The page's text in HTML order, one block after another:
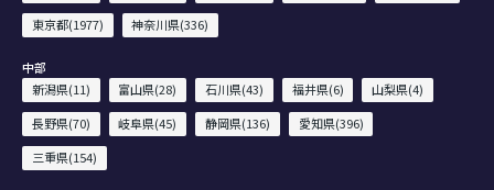
東京都(1977)
神奈川県(336)
中部
新潟県(11)
富山県(28) 石川県(43) 福井県(6)
山梨県(4)
長野県(70)
岐阜県(45) 静岡県(136)
愛知県(396)
三重県(154)